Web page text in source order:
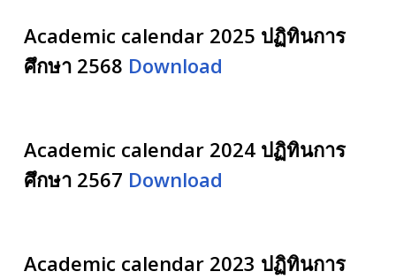
Academic calendar 2025 ปฏิทินการ
ศึกษา 2568 Download
Academic calendar 2024 ปฏิทินการ
ศึกษา 2567 Download
Academic calendar 2023 ปฏิทินการ